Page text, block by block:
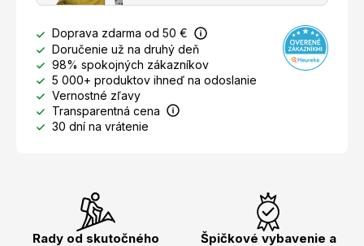
Doprava zdarma od 50 €
Doručenie už na druhý deň
98% spokojných zákazníkov
5 000+ produktov ihneď na odoslanie
Vernostné zľavy
Transparentná cena
30 dní na vrátenie
Rady od skutočného
Špičkové vybavenie a